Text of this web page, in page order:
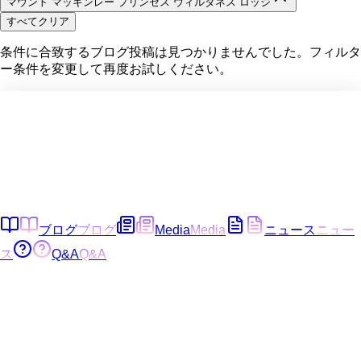
すべてクリア
条件に合致するブログ投稿は見つかりませんでした。フィルタ
ー条件を変更して再度お試しください。
ブログブログ MediaMedia ニュース ニュー
ス
Q&AQ&A